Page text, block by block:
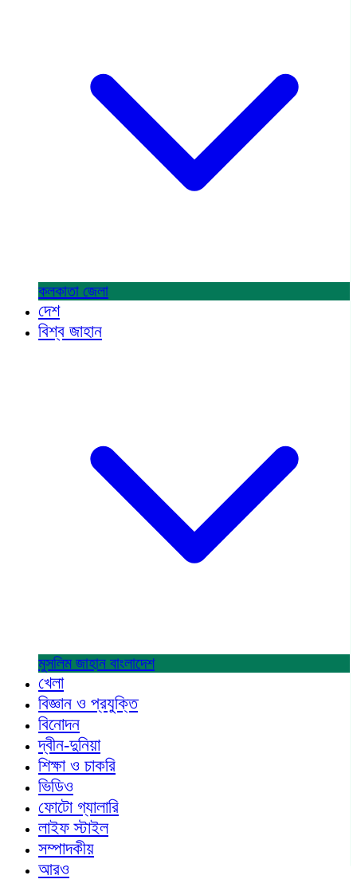
কলকাতা জেলা
দেশ
বিশ্ব জাহান
মুসলিম জাহান বাংলাদেশ
খেলা
বিজ্ঞান ও প্রযুক্তি
বিনোদন
দ্বীন-দুনিয়া
শিক্ষা ও চাকরি
ভিডিও
ফোটো গ্যালারি
লাইফ স্টাইল
সম্পাদকীয়
আরও